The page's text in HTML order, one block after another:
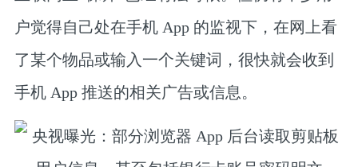
户觉得自己处在手机 App 的监视下，在网上看
了某个物品或输入一个关键词，很快就会收到
手机 App 推送的相关广告或信息。